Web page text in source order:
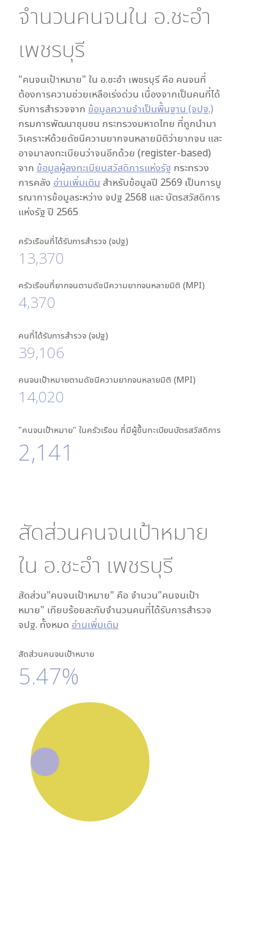
จำนวนคนจนใน อ.ชะอำ
เพชรบุรี
"คนจนเป้าหมาย" ใน อ.ชะอำ เพชรบุรี คือ คนจนที่
ต้องการความช่วยเหลือเร่งด่วน เนื่องจากเป็นคนที่ได้
รับการสำรวจจาก ข้อมูลความจำเป็นพื้นฐาน (จปฐ.)
กรมการพัฒนาชุมชน กระทรวงมหาดไทย ที่ถูกนำมา
วิเคราะห์ด้วยดัชนีความยากจนหลายมิติว่ายากจน และ
อาจมาลงทะเบียนว่าจนอีกด้วย (register-based)
จาก ข้อมูลผู้ลงทะเบียนสวัสดิการแห่งรัฐ กระทรวง
การคลัง อ่านเพิ่มเติม สำหรับข้อมูลปี 2569 เป็นการบู
รณาการข้อมูลระหว่าง จปฐ 2568 และ บัตรสวัสดิการ
แห่งรัฐ ปี 2565
ครัวเรือนที่ได้รับการสำรวจ (จปฐ)
13,370
ครัวเรือนที่ยากจนตามดัชนีความยากจนหลายมิติ (MPI)
4,370
คนที่ได้รับการสำรวจ (จปฐ)
39,106
คนจนเป้าหมายตามดัชนีความยากจนหลายมิติ (MPI)
14,020
"คนจนเป้าหมาย" ในครัวเรือน ที่มีผู้ขึ้นทะเบียนบัตรสวัสดิการ
2,141
สัดส่วนคนจนเป้าหมาย
ใน อ.ชะอำ เพชรบุรี
สัดส่วน"คนจนเป้าหมาย" คือ จำนวน"คนจนเป้า
หมาย" เทียบร้อยละกับจำนวนคนที่ได้รับการสำรวจ
จปฐ. ทั้งหมด อ่านเพิ่มเติม
สัดส่วนคนจนเป้าหมาย
5.47%